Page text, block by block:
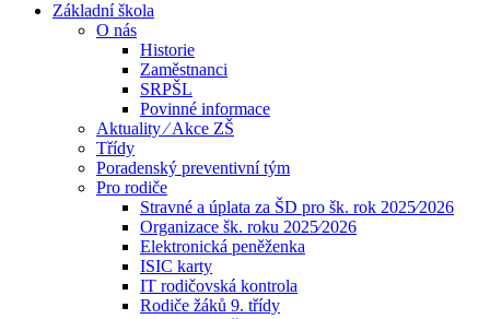
Základní škola
O nás
Historie
Zaměstnanci
SRPŠL
Povinné informace
Aktuality ⁄ Akce ZŠ
Třídy
Poradenský preventivní tým
Pro rodiče
Stravné a úplata za ŠD pro šk. rok 2025⁄2026
Organizace šk. roku 2025⁄2026
Elektronická peněženka
ISIC karty
IT rodičovská kontrola
Rodiče žáků 9. třídy